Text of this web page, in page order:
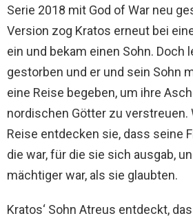
Serie 2018 mit God of War neu
Version zog Kratos erneut bei
ein und bekam einen Sohn. Doch
gestorben und er und sein Sohn
eine Reise begeben, um ihre
nordischen Götter zu verstreuen.
Reise entdecken sie, dass seine
die war, für die sie sich ausgab,
mächtiger war, als sie glaubten.
Kratos‘ Sohn Atreus entdeckt,